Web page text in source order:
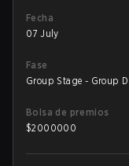
Fecha
07 July
Fase
Group Stage - Group D
Bolsa de premios
$2000000